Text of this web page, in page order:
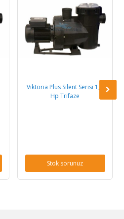
Viktoria Plus Silent Serisi 1,5
Hp Trifaze
Stok sorunuz